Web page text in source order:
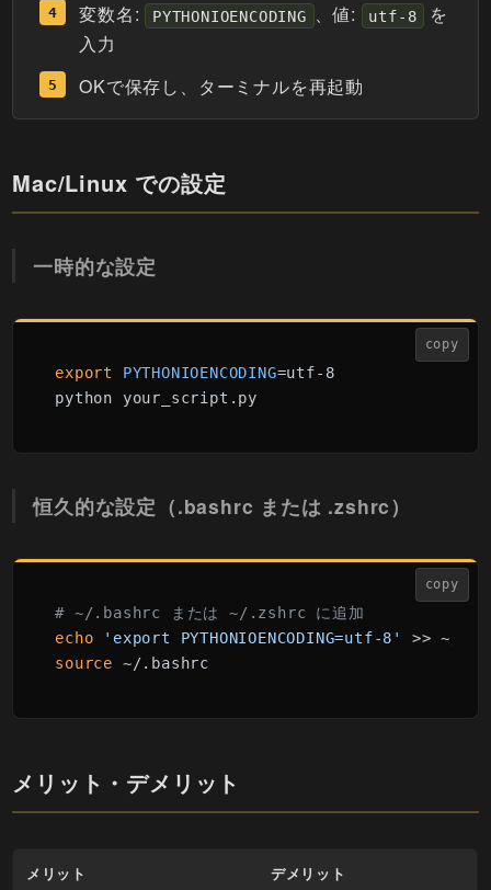
変数名: PYTHONIOENCODING 、値: utf-8
を
入力
OKで保存し、ターミナルを再起動
Mac/Linux での設定
一時的な設定
copy
export PYTHONIOENCODING=utf-8
恒久的な設定（.bashrc または .zshrc）
copy
# ~/.bashrc または ~/.zshrc に追加
echo
'export PYTHONIOENCODING=utf-8'
source
メリット・デメリット
メリット デメリット